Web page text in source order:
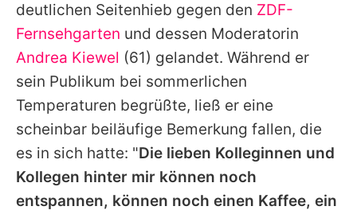
App runterladen
Team
Redaktionelle Richtlinien
Impressum
Datenschutzerklärung
deutlichen Seitenhieb gegen den ZDF-
Fernsehgarten und dessen Moderatorin
Andrea Kiewel (61) gelandet. Während er
sein Publikum bei sommerlichen
Temperaturen begrüßte, ließ er eine
scheinbar beiläufige Bemerkung fallen, die
es in sich hatte: "Die lieben Kolleginnen und
Kollegen hinter mir können noch
entspannen, können noch einen Kaffee, ein